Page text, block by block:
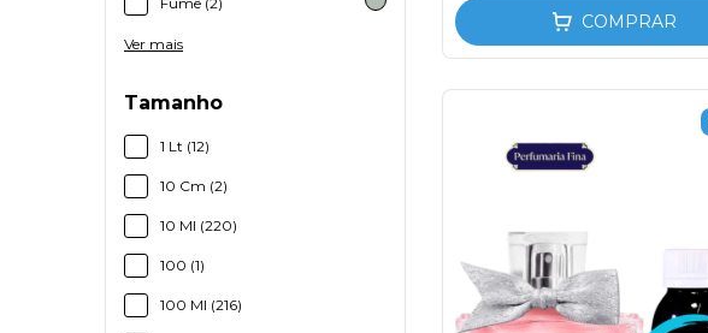
Ver mais
Tamanho
1 Lt (12)
10 Cm (2)
10 Ml (220)
100 (1)
100 Ml (216)
COMPRAR